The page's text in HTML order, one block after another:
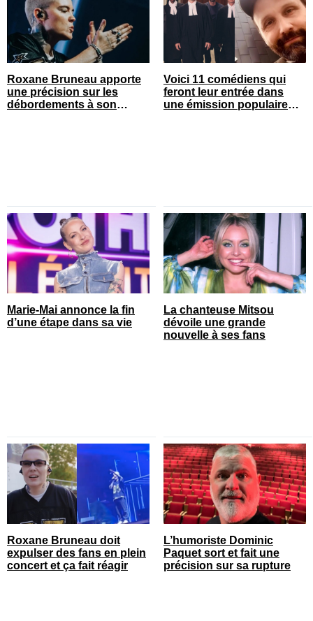
Roxane Bruneau apporte
une précision sur les
débordements à son
Voici 11 comédiens qui
feront leur entrée dans
une émission populaire
Marie-Mai annonce la fin
d’une étape dans sa vie
La chanteuse Mitsou
dévoile une grande
nouvelle à ses fans
Roxane Bruneau doit
expulser des fans en plein
concert et ça fait réagir
L’humoriste Dominic
Paquet sort et fait une
précision sur sa rupture